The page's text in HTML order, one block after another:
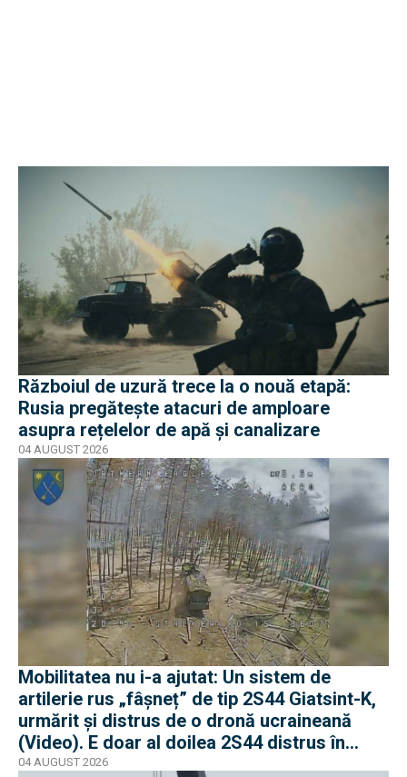
Războiul de uzură trece la o nouă etapă:
Rusia pregătește atacuri de amploare
asupra rețelelor de apă și canalizare
04 AUGUST 2026
Mobilitatea nu i-a ajutat: Un sistem de
artilerie rus „fâșneț” de tip 2S44 Giatsint-K,
urmărit și distrus de o dronă ucraineană
(Video). E doar al doilea 2S44 distrus în
război
04 AUGUST 2026